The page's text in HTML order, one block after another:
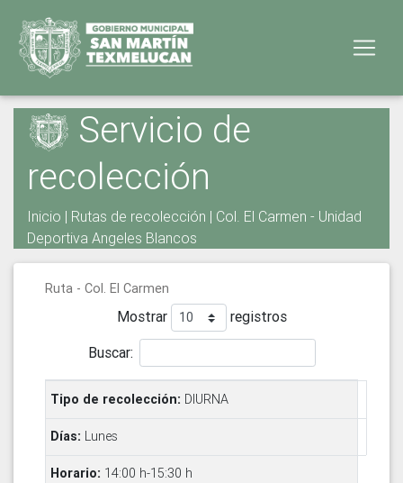
Servicio de
recolección
Inicio | Rutas de recolección | Col. El Carmen - Unidad
Deportiva Angeles Blancos
Ruta - Col. El Carmen
Mostrar
registros
Buscar:
DIURNA
Lunes
14:00 h-15:30 h